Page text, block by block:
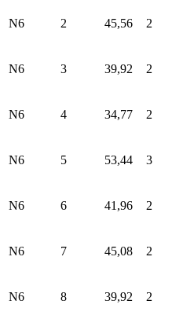
N6 2 45,56 2
N6 3 39,92 2
N6 4 34,77 2
N6 5 53,44 3
N6 6 41,96 2
N6 7 45,08 2
N6 8 39,92 2